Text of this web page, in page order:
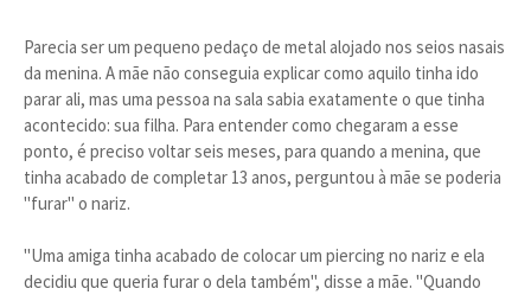
Parecia ser um pequeno pedaço de metal alojado nos seios nasais
da menina. A mãe não conseguia explicar como aquilo tinha ido
parar ali, mas uma pessoa na sala sabia exatamente o que tinha
acontecido: sua filha. Para entender como chegaram a esse
ponto, é preciso voltar seis meses, para quando a menina, que
tinha acabado de completar 13 anos, perguntou à mãe se poderia
"furar" o nariz.
"Uma amiga tinha acabado de colocar um piercing no nariz e ela
decidiu que queria furar o dela também", disse a mãe. "Quando